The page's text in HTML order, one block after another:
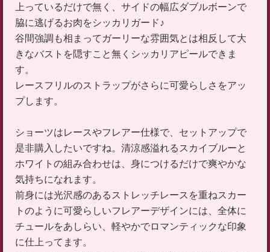
上っているだけで無く、サイドの幅広ダブルボーンで
脇に逃げるお肉をシッカリガード♪
谷間強調も相まってガーリーな雰囲気とは相反して大
きなバストを隠すこと無くシッカリアピールできま
す。
レースフリルのストラップがさらに可愛らしさをアッ
プします。
ショーツはレースやフレアー仕様で、セットアップで
是非購入したいですね。清涼感溢れるスカイブルーと
ホワイトの組み合わせは、身につけるだけで爽やかな
気持ちになれます。
前身には光沢感のあるストレッチレースを重ねスカー
トのように可愛らしいフレアーデザインには、全体に
チュールをあしらい、軽やかでロマンティックな印象
に仕上ってます。